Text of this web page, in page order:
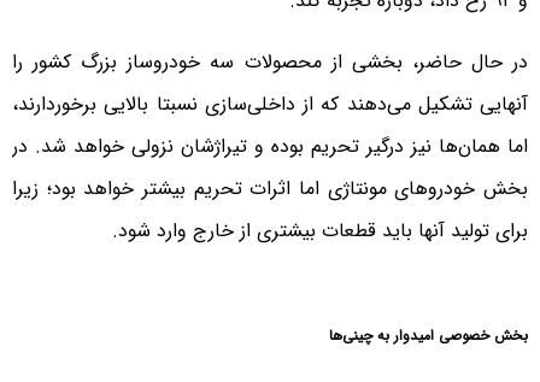
در حال حاضر، بخشی از محصولات سه خودروساز بزرگ کشور را
آنهایی تشکیل می‌دهند که از داخلی‌سازی نسبتا بالایی برخوردارند،
اما همان‌ها نیز درگیر تحریم بوده و تیراژشان نزولی خواهد شد. در
بخش خودروهای مونتاژی اما اثرات تحریم بیشتر خواهد بود؛ زیرا
برای تولید آنها باید قطعات بیشتری از خارج وارد شود.
بخش خصوصی امیدوار به چینی‌ها